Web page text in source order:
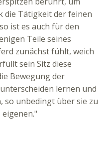
die Tätigkeit der feinen
ist es auch für den
Teile seines
zunächst fühlt, weich
sein Sitz diese
Bewegung der
lernen und
so unbedingt über sie zu